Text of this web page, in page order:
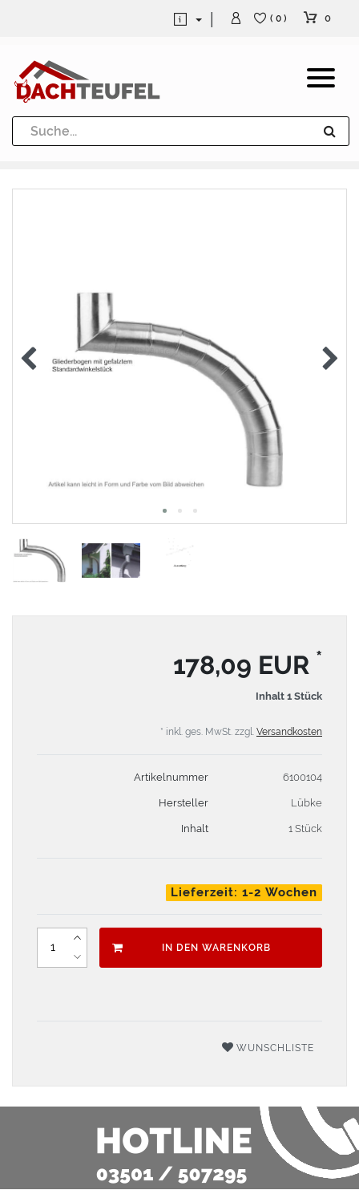
Dachrinne und Fallrohre
Werkzeuge und Löttechnik
( 0 ) 0
178,09 EUR *
Inhalt 1 Stück
* inkl. ges. MwSt. zzgl. Versandkosten
Artikelnummer 6100104
Hersteller Lübke
Inhalt 1 Stück
Lieferzeit: 1-2 Wochen
IN DEN WARENKORB
WUNSCHLISTE